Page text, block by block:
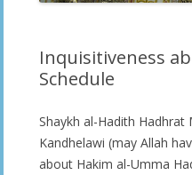
Inquisitiveness
Schedule
Shaykh al-Hadith Hadhrat
Kandhelawi (may Allah
about Hakim al-Umma